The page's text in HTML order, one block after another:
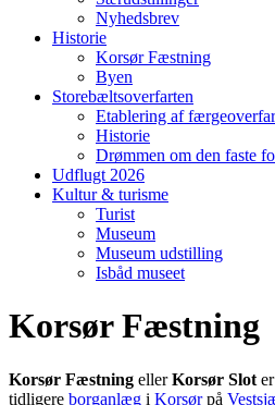
Nyhedsbrev
Historie
Korsør Fæstning
Byen
Storebæltsoverfarten
Etablering af
Historie
Drømmen om den faste
Udflugt 2026
Kultur & turisme
Turist
Museum
Museum udstilling
Isbåd museet
Korsør Fæstning
Korsør Fæstning ellerKorsør Slot
tidligere borganlæg i Korsørpå